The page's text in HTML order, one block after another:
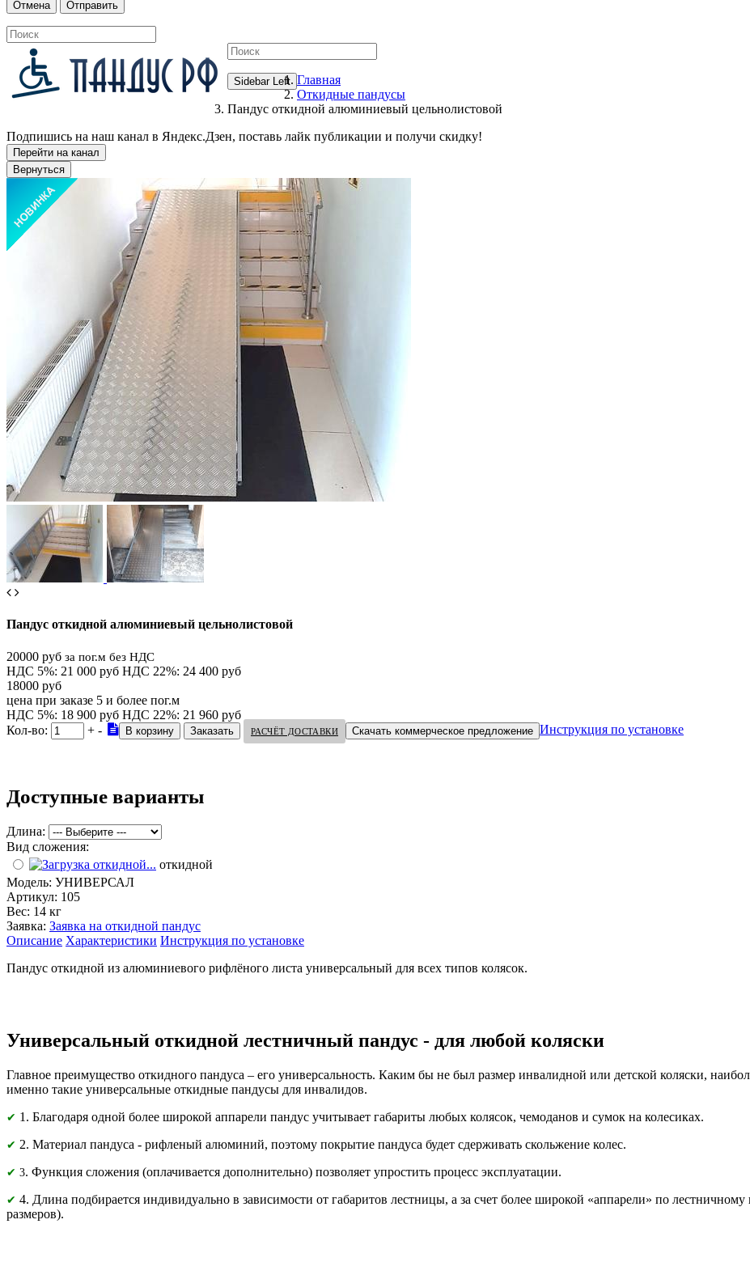
Sidebar Left Главная
Откидные пандусы
Пандус откидной алюминиевый цельнолистовой
Подпишись на наш канал в Яндекс.Дзен, поставь лайк публикации и получи скидку!
Пандус откидной алюминиевый цельнолистовой
20000 руб за пог.м без НДС
НДС 5%: 21 000 руб НДС 22%: 24 400 руб
18000 руб
цена при заказе 5 и более пог.м
НДС 5%: 18 900 руб НДС 22%: 21 960 руб
Кол-во:
+ - РАСЧЁТ ДОСТАВКИ Скачать коммерческое предложение Инструкция по установке
Доступные варианты
Длина:
Вид сложения:
откидной
Модель: УНИВЕРСАЛ
Артикул: 105
Вес: 14 кг
Заявка: Заявка на откидной пандус
Описание Характеристики Инструкция по установке
Пандус откидной из алюминиевого рифлёного листа универсальный для всех типов колясок.
Универсальный откидной лестничный пандус - для любой коляски
Главное преимущество откидного пандуса – его универсальность. Каким бы не был размер инвалидной или детской коляски,
именно такие универсальные откидные пандусы для инвалидов.
✔ 1. Благодаря одной более широкой аппарели пандус учитывает габариты любых колясок, чемоданов и сумок на колесиках.
✔ 2. Материал пандуса - рифленый алюминий, поэтому покрытие пандуса будет сдерживать скольжение колес.
✔ 3. Функция сложения (оплачивается дополнительно) позволяет упростить процесс эксплуатации.
✔ 4. Длина подбирается индивидуально в зависимости от габаритов лестницы, а за счет более широкой «аппарели» по
размеров).